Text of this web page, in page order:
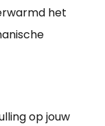
het
op jouw